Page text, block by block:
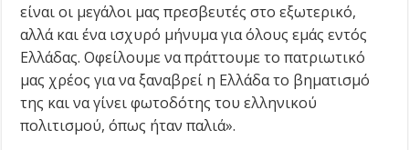
είναι οι μεγάλοι μας πρεσβευτές στο εξωτερικό,
αλλά και ένα ισχυρό μήνυμα για όλους εμάς εντός
Ελλάδας. Οφείλουμε να πράττουμε το πατριωτικό
μας χρέος για να ξαναβρεί η Ελλάδα το βηματισμό
της και να γίνει φωτοδότης του ελληνικού
πολιτισμού, όπως ήταν παλιά».